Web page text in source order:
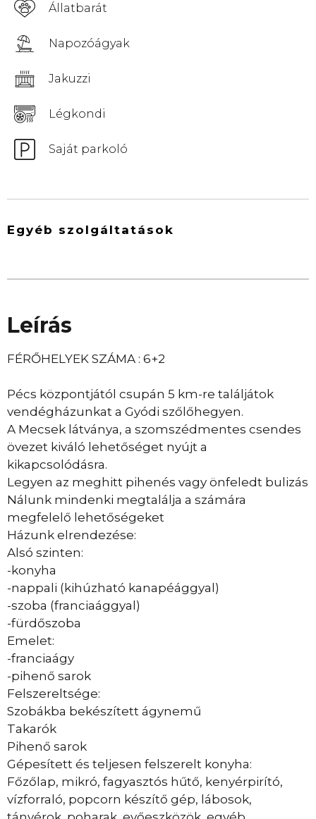
Állatbarát
Napozóágyak
Jakuzzi
Légkondi
Saját parkoló
Egyéb szolgáltatások
Leírás
FÉRŐHELYEK SZÁMA : 6+2
Pécs központjától csupán 5 km-re találjátok
vendégházunkat a Gyódi szőlőhegyen.
A Mecsek látványa, a szomszédmentes csendes
övezet kiváló lehetőséget nyújt a
kikapcsolódásra.
Legyen az meghitt pihenés vagy önfeledt bulizás
Nálunk mindenki megtalálja a számára
megfelelő lehetőségeket
Házunk elrendezése:
Alsó szinten:
-konyha
-nappali (kihúzható kanapéággyal)
-szoba (franciaággyal)
-fürdőszoba
Emelet:
-franciaágy
-pihenő sarok
Felszereltsége:
Szobákba bekészített ágynemű
Takarók
Pihenő sarok
Gépesített és teljesen felszerelt konyha:
Főzőlap, mikró, fagyasztós hűtő, kenyérpirító,
vízforraló, popcorn készítő gép, lábosok,